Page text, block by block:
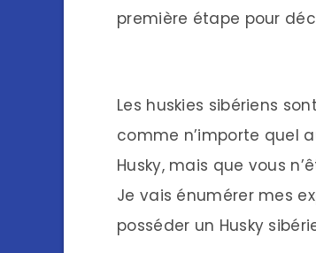
première étape pour
Les huskies sibériens
comme n’importe quel
Husky, mais que vous
Je vais énumérer mes
posséder un Husky